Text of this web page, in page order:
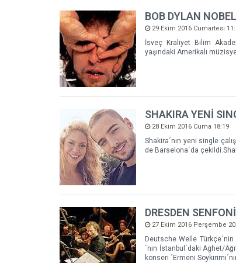
BOB DYLAN
29 Ekim 2016 Cumartesi
İsveç Kraliyet Bilim
yaşındaki Amerikalı
SHAKIRA YENİ
28 Ekim 2016 Cuma 18:19
Shakira´nın yeni single
de Barselona´da
DRESDEN
27 Ekim 2016 Perşembe
Deutsche Welle
´nın İstanbul´daki Aghet/
konseri ´Ermeni